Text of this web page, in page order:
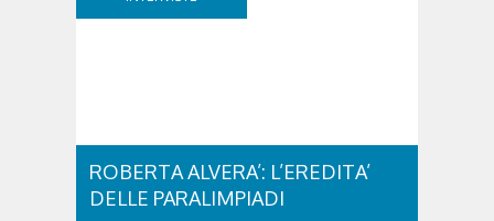
ROBERTA ALVERA’: L’EREDITA’
DELLE PARALIMPIADI